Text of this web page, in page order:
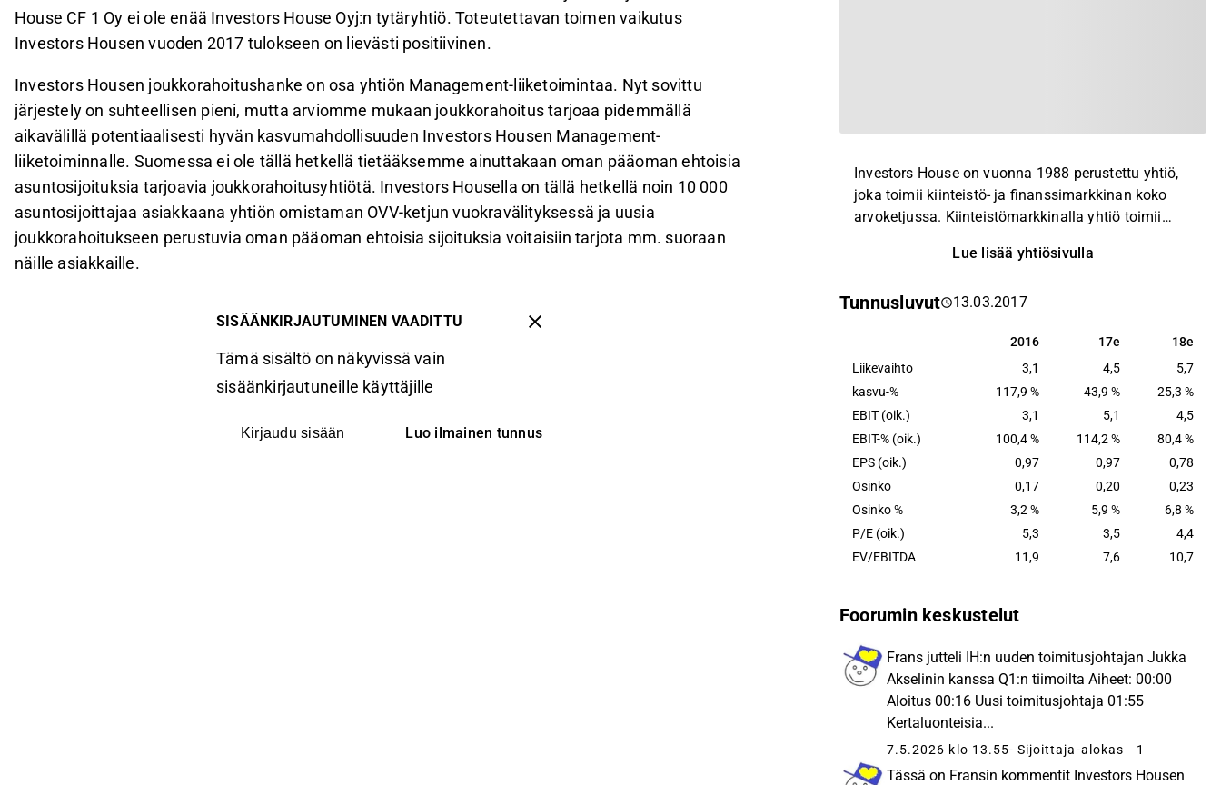
House CF 1 Oy ei ole enää Investors House Oyj:n tytäryhtiö. Toteutettavan toimen vaikutus
Investors Housen vuoden 2017 tulokseen on lievästi positiivinen.
Investors Housen joukkorahoitushanke on osa yhtiön Management-liiketoimintaa. Nyt sovittu
järjestely on suhteellisen pieni, mutta arviomme mukaan joukkorahoitus tarjoaa pidemmällä
aikavälillä potentiaalisesti hyvän kasvumahdollisuuden Investors Housen Management-
liiketoiminnalle. Suomessa ei ole tällä hetkellä tietääksemme ainuttakaan oman pääoman ehtoisia
asuntosijoituksia tarjoavia joukkorahoitusyhtiötä. Investors Housella on tällä hetkellä noin 10 000
asuntosijoittajaa asiakkaana yhtiön omistaman OVV-ketjun vuokravälityksessä ja uusia
joukkorahoitukseen perustuvia oman pääoman ehtoisia sijoituksia voitaisiin tarjota mm. suoraan
näille asiakkaille.
SISÄÄNKIRJAUTUMINEN VAADITTU
Tämä sisältö on näkyvissä vain
sisäänkirjautuneille käyttäjille
Kirjaudu sisään Luo ilmainen tunnus
Investors House on vuonna 1988 perustettu yhtiö,
joka toimii kiinteistö- ja finanssimarkkinan koko
arvoketjussa. Kiinteistömarkkinalla yhtiö toimii
kiinteistöjen omistamiseen ja
Finanssimarkkinalla yhtiö pyrkii hakemaan
uusien kiinteistörahastojen ja erilaisten
yhteissijoitusinstrumenttien avulla.
Lue lisää yhtiösivulla
Tunnusluvut 13.03.2017
2016 17e 18e
2016 17e
18e
Liikevaihto
3,1 4,5
5,7
kasvu-%
117,9 % 43,9 %
25,3 %
EBIT (oik.)
3,1 5,1
4,5
EBIT-% (oik.)
100,4 % 114,2 %
80,4 %
EPS (oik.)
0,97 0,97
0,78
Osinko
0,17 0,20
0,23
Osinko %
3,2 % 5,9 %
6,8 %
P/E (oik.)
5,3 3,5
4,4
EV/EBITDA
11,9 7,6 10,7
Foorumin keskustelut
Frans jutteli IH:n uuden toimitusjohtajan Jukka
Akselinin kanssa Q1:n tiimoilta Aiheet: 00:00
Aloitus 00:16 Uusi toimitusjohtaja 01:55
Kertaluonteisia...
7.5.2026 klo 13.55- Sijoittaja-alokas 1
Tässä on Fransin kommentit Investors Housen